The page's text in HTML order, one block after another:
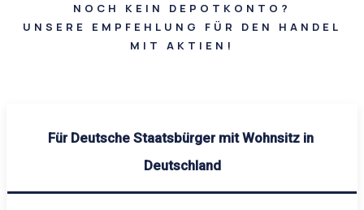
NOCH KEIN DEPOTKONTO?
UNSERE EMPFEHLUNG FÜR DEN HANDEL
MIT AKTIEN!
Für Deutsche Staatsbürger mit Wohnsitz in
Deutschland